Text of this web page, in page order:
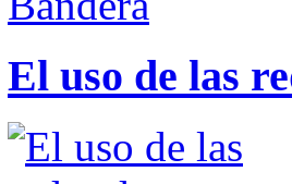
El uso de las